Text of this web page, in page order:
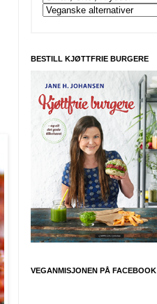
BESTILL KJØTTFRIE BURGERE
VEGANMISJONEN PÅ FACEBOOK